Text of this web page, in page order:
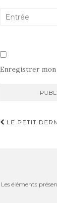
Enregistrer mon
LE PETIT
Les éléments